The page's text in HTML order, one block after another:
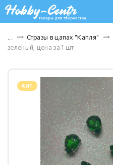
... Стразы в цапах "Капля"
зеленый, цена за 1 шт
ХИТ